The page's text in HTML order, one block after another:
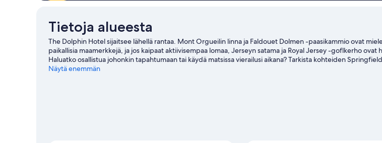
Tietoja alueesta
The Dolphin Hotel sijaitsee lähellä rantaa. Mont Orgueilin linna ja Faldouet Dolmen -paasikammio ovat
paikallisia maamerkkejä, ja jos kaipaat aktiivisempaa lomaa, Jerseyn satama ja Royal Jersey -goflkerho ovat
Haluatko osallistua johonkin tapahtumaan tai käydä matsissa vierailusi aikana? Tarkista kohteiden
AquaSplash tapahtumakalenteri. Tutustu lähiseutuun ja kokeile erilaisia aktiviteetteja; täällä voit muun
Näytä enemmän